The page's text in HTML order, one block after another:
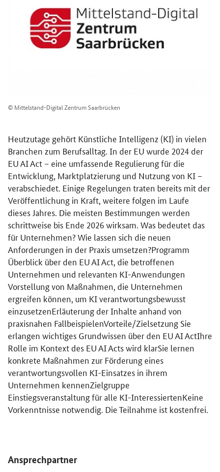
© Mittelstand-Digital Zentrum Saarbrücken
Heutzutage gehört Künstliche Intelligenz (KI) in vielen
Branchen zum Berufsalltag. In der EU wurde 2024 der
EU AI Act – eine umfassende Regulierung für die
Entwicklung, Marktplatzierung und Nutzung von KI –
verabschiedet. Einige Regelungen traten bereits mit der
Veröffentlichung in Kraft, weitere folgen im Laufe
dieses Jahres. Die meisten Bestimmungen werden
schrittweise bis Ende 2026 wirksam. Was bedeutet das
für Unternehmen? Wie lassen sich die neuen
Anforderungen in der Praxis umsetzen?​ Programm
Überblick über den EU AI Act, die betroffenen
Unternehmen und relevanten KI-Anwendungen​
Vorstellung von Maßnahmen, die Unternehmen
ergreifen können, um KI verantwortungsbewusst
einzusetzen​ Erläuterung der Inhalte anhand von
praxisnahen Fallbeispielen​ ​ Vorteile/Zielsetzung Sie
erlangen wichtiges Grundwissen über den EU AI Act​ Ihre
Rolle im Kontext des EU AI Acts wird klar​ Sie lernen
konkrete Maßnahmen zur Förderung eines
verantwortungsvollen KI-Einsatzes in ihrem
Unternehmen kennen​ ​ Zielgruppe
Einstiegsveranstaltung für alle KI-Interessierten​ Keine
Vorkenntnisse notwendig. Die Teilnahme ist kostenfrei.
Ansprechpartner
Öffnet Einzelsicht